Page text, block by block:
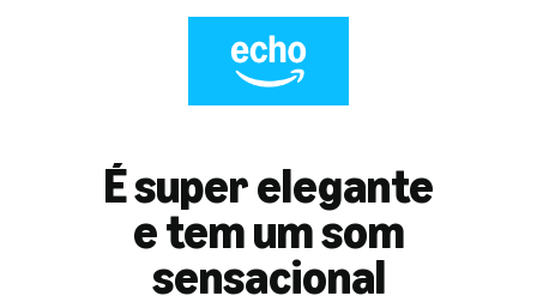
É super elegante
e tem um som
sensacional